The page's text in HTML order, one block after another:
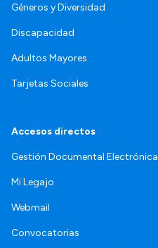
Géneros y Diversidad
Discapacidad
Adultos Mayores
Tarjetas Sociales
Accesos directos
Gestión Documental Electrónica
Mi Legajo
Webmail
Convocatorias